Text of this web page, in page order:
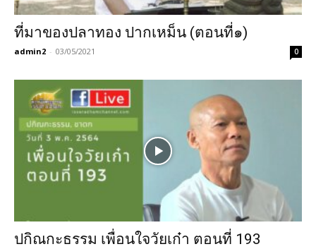
ที่มาของปลาทอง ปากเหม็น (ตอนที่๑)
admin2 - 03/05/2021 0
ปกิณกะธรรม เพื่อนใจวัยเก๋า ตอนที่ 193